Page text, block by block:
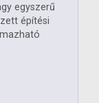
egyszerű
építési